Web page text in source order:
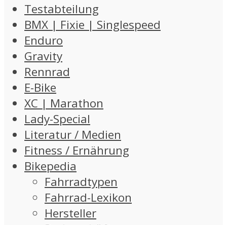
Testabteilung
BMX | Fixie | Singlespeed
Enduro
Gravity
Rennrad
E-Bike
XC | Marathon
Lady-Special
Literatur / Medien
Fitness / Ernährung
Bikepedia
Fahrradtypen
Fahrrad-Lexikon
Hersteller